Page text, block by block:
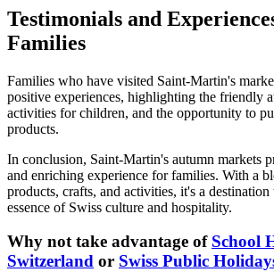
Testimonials and
Families
Families who have visited Saint-Martin's
positive experiences, highlighting the friendly
activities for children, and the opportunity to
products.
In conclusion, Saint-Martin's autumn markets
and enriching experience for families. With a
products, crafts, and activities, it's a destination
essence of Swiss culture and hospitality.
Why not take advantage of School
Switzerland or Swiss Public